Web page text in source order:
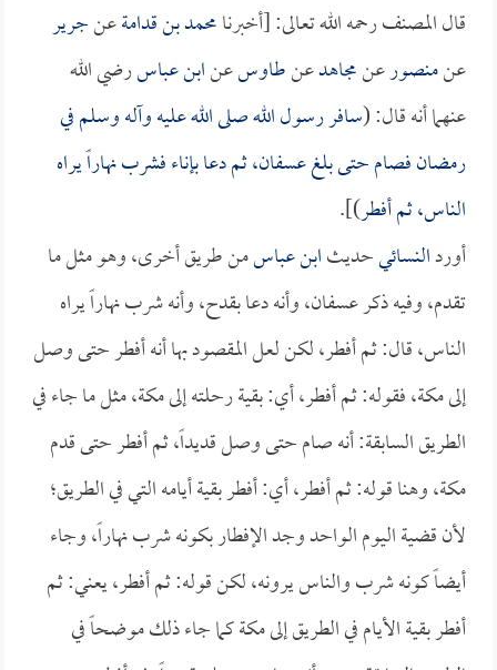
قال المصنف رحمه الله تعالى: [أخبرنامحمد بن قدامةعنجرير
عنمنصورعنمجاهدعنطاوسعنابن عباسرضي الله
عنهما أنه قال: (سافر رسول الله صلى الله عليه وآله وسلم في
رمضان فصام حتى بلغ عسفان، ثم دعا بإناء فشرب نهاراً يراه
الناس، ثم أفطر)].
أوردالنسائيحديثابن عباسمن طريق أخرى، وهو مثل ما
تقدم، وفيه ذكر عسفان، وأنه دعا بقدح، وأنه شرب نهاراً يراه
الناس، قال: ثم أفطر، لكن لعل المقصود بها أنه أفطر حتى وصل
إلى مكة، فقوله: ثم أفطر، أي: بقية رحلته إلى مكة، مثل ما جاء في
الطريق السابقة: أنه صام حتى وصل قديداً، ثم أفطر حتى قدم
مكة، وهنا قوله: ثم أفطر، أي: أفطر بقية أيامه التي في الطريق؛
لأن قضية اليوم الواحد وجد الإفطار بكونه شرب نهاراً، وجاء
أيضاً كونه شرب والناس يرونه، لكن قوله: ثم أفطر، يعني: ثم
أفطر بقية الأيام في الطريق إلى مكة كما جاء ذلك موضحاً في